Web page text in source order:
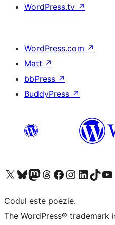
WordPress.tv ↗
WordPress.com ↗
Matt ↗
bbPress ↗
BuddyPress ↗
Mergi la contul nostru X (fost Twitter)
Vizitează contul nostru Bluesky
Vizitează contul nostru Mastodon
Vizitează contul nostru Threads
Vizitează pagina noastră Facebook
Vizitează-ne pe
Vizitează-ne pe
Vizitează contul
Codul este poezie.
The WordPress®